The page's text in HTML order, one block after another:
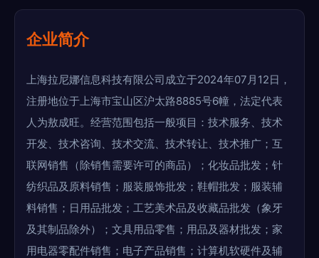
企业简介
上海拉尼娜信息科技有限公司成立于2024年07月12日，
注册地位于上海市宝山区沪太路8885号6幢，法定代表
人为敖成旺。经营范围包括一般项目：技术服务、技术
开发、技术咨询、技术交流、技术转让、技术推广；互
联网销售（除销售需要许可的商品）；化妆品批发；针
纺织品及原料销售；服装服饰批发；鞋帽批发；服装辅
料销售；日用品批发；工艺美术品及收藏品批发（象牙
及其制品除外）；文具用品零售；用品及器材批发；家
用电器零配件销售；电子产品销售；计算机软硬件及辅